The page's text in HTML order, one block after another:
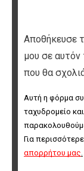
Αποθήκευσε
μου σε αυτόν
που θα
Αυτή η φόρμα
ταχυδρομείο
Για
απορρήτου μας.